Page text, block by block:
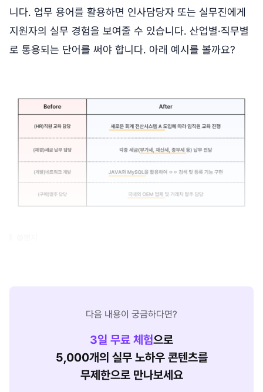
니다. 업무 용어를 활용하면 인사담당자 또는 실무진에게
지원자의 실무 경험을 보여줄 수 있습니다. 산업별·직무별
로 통용되는 단어를 써야 합니다. 아래 예시를 볼까요?
다음 내용이 궁금하다면?
3일 무료 체험으로
5,000개의 실무 노하우 콘텐츠를
무제한으로 만나보세요